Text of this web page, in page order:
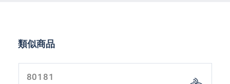
Skip product gallery
類似商品
80181